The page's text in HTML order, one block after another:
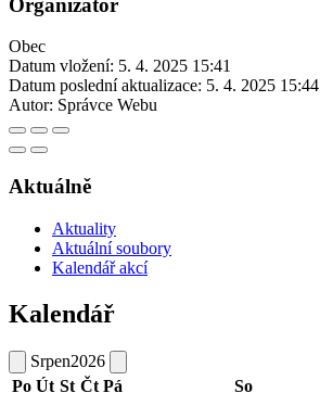
Organizátor
Obec
Datum vložení: 5. 4. 2025 15:41
Datum poslední aktualizace: 5. 4. 2025 15:44
Autor: Správce Webu
Aktuálně
Aktuality
Aktuální soubory
Kalendář akcí
Kalendář
Srpen2026
Po Út St Čt Pá So